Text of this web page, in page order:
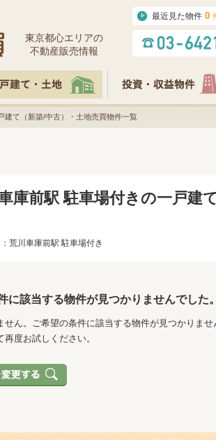
東京都⼼エリアの
不動産販売情報
最近見た物件 0
建て（新築/中古）・土地売買物件一覧
庫前駅 駐車場付きの一戸建
：荒川車庫前駅 駐車場付き
に該当する物件が見つかりませんでした。
せん。ご希望の条件に該当する物件が見つかりませ
度お試しください。